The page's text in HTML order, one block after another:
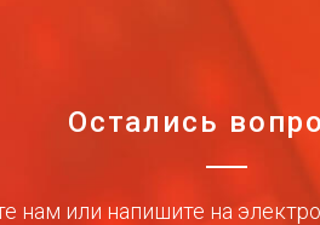
Остались
нам или напишите на